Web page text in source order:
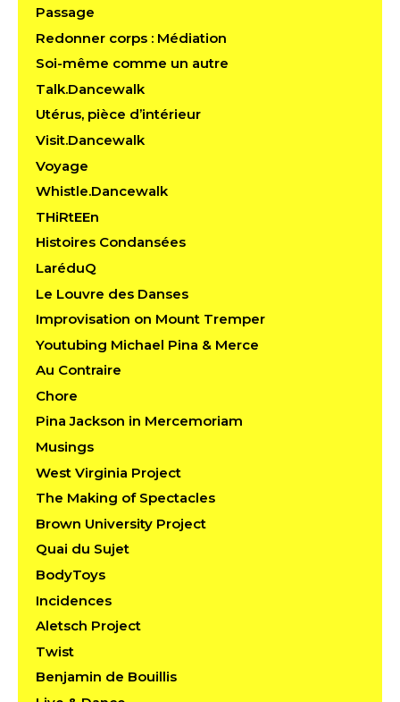
Passage
Redonner corps : Médiation
Soi-même comme un autre
Talk.Dancewalk
Utérus, pièce d’intérieur
Visit.Dancewalk
Voyage
Whistle.Dancewalk
THiRtEEn
Histoires Condansées
LaréduQ
Le Louvre des Danses
Improvisation on Mount Tremper
Youtubing Michael Pina & Merce
Au Contraire
Chore
Pina Jackson in Mercemoriam
Musings
West Virginia Project
The Making of Spectacles
Brown University Project
Quai du Sujet
BodyToys
Incidences
Aletsch Project
Twist
Benjamin de Bouillis